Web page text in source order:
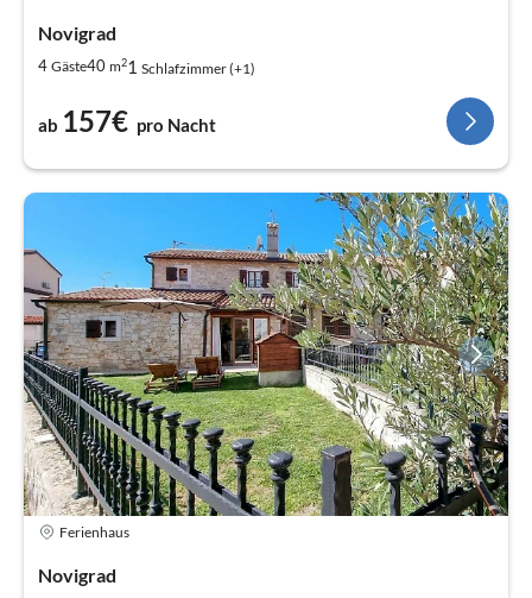
Novigrad
4 Gäste40 m21 Schlafzimmer (+1)
ab 157€ pro Nacht
Ferienhaus
Novigrad